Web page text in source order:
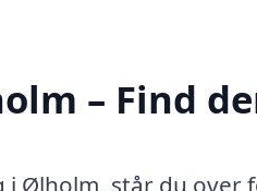
– Find
Ølholm, står du over